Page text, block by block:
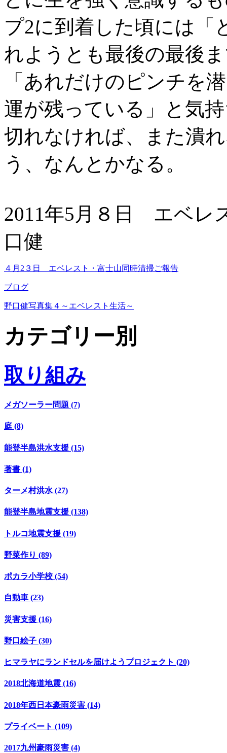
プ2に到着した頃には「
れようとも最後の最後
「あれだけのピンチを
運が残っている」と気
切れなければ、また潰
う、なんとかなる。
2011年5月８日 エベレ
口健
４月2３日 エベレスト・富士山同時清掃ご報告
ブログ
野口健写真集４～エベレスト生活～
カテゴリー別
取り組み
メガソーラー問題 (7)
庭 (8)
能登半島洪水支援 (15)
著書 (1)
ターメ村洪水 (27)
能登半島地震支援 (138)
トルコ地震支援 (19)
野菜作り (89)
ポカラ小学校 (54)
自動車 (23)
災害支援 (16)
野口絵子 (30)
ヒマラヤにランドセルを届けようプロジェクト (20)
2018北海道地震 (16)
2018年西日本豪雨災害 (14)
プライベート (109)
2017九州豪雨災害 (4)